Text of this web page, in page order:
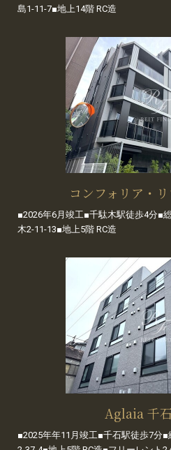
島1-11-7■地上14階 RC造
コンフォリア・
■2026年6月竣工■千駄木駅徒歩4分■
木2-11-13■地上5階 RC造
Aglaia 千
■2025年年11月竣工■千石駅徒歩7分